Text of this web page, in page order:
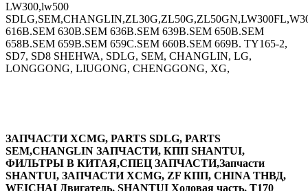
LW300,lw500
616B.SEM 630B.SEM 636B.SEM 639B.SEM 650B.SEM
658B.SEM 659B.SEM 659C.SEM 660B.SEM 669B. TY165-2,
SD7, SD8 SHEHWA, SDLG, SEM, CHANGLIN, LG,
LONGGONG, LIUGONG, CHENGGONG, XG,
ЗАПЧАСТИ XCMG, PARTS SDLG, PARTS
SEM,CHANGLIN ЗАПЧАСТИ, КПП SHANTUI,
ФИЛЬТРЫ В КИТАЯ,СПЕЦ ЗАПЧАСТИ,Запчасти
SHANTUI, ЗАПЧАСТИ XCMG, ZF КПП, CHINA ТНВД,
WEICHAI Двигатель, SHANTUI Ходовая часть, T170